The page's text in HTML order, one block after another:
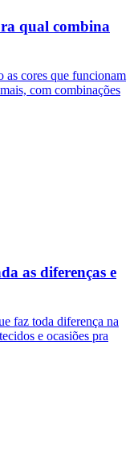
qual combina
as cores que funcionam
com combinações
as diferenças e
faz toda diferença na
e ocasiões pra